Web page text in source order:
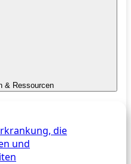
& Ressourcen
die
und